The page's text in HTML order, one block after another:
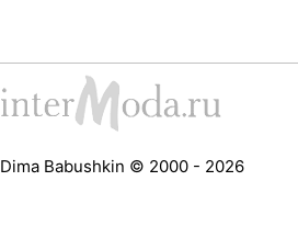
Dima Babushkin © 2000 - 2026